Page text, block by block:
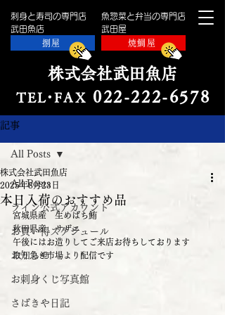
刺身と寿司の専門店
​武田魚店
魚惣菜と弁当の専門店
​武田屋
捌屋
焼鯛屋
株式会社武田魚店
TEL・ FAX 022-222-6578
記事
All Posts
ライン公式アカウント
お買い得スケジュール
お知らせ
お刺身くじ写真館
さばきや日記
All Posts
本日入荷のおすすめ品
株式会社武田魚店
2025年8月23日
宮城県産　生めばち鮪
秋田県産　サザエ
午後にはお造りしてご来店お待ちしております
取り急ぎ市場より配信です